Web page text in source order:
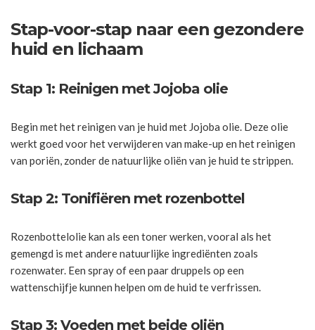
Stap-voor-stap naar een gezondere
huid en lichaam
Stap 1: Reinigen met Jojoba olie
Begin met het reinigen van je huid met Jojoba olie. Deze olie
werkt goed voor het verwijderen van make-up en het reinigen
van poriën, zonder de natuurlijke oliën van je huid te strippen.
Stap 2: Tonifiëren met rozenbottel
Rozenbottelolie kan als een toner werken, vooral als het
gemengd is met andere natuurlijke ingrediënten zoals
rozenwater. Een spray of een paar druppels op een
wattenschijfje kunnen helpen om de huid te verfrissen.
Stap 3: Voeden met beide oliën